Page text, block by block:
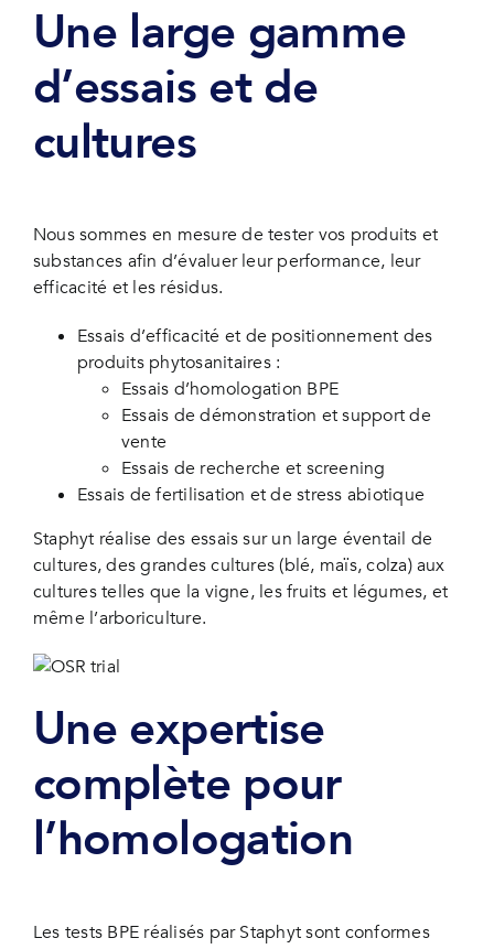
Une large gamme
d’essais et de
cultures
Nous sommes en mesure de tester vos produits et
substances afin d’évaluer leur performance, leur
efficacité et les résidus.
Essais d’efficacité et de positionnement des
produits phytosanitaires :
Essais d’homologation BPE
Essais de démonstration et support de
vente
Essais de recherche et screening
Essais de fertilisation et de stress abiotique
Staphyt réalise des essais sur un large éventail de
cultures, des grandes cultures (blé, maïs, colza) aux
cultures telles que la vigne, les fruits et légumes, et
même l’arboriculture.
Une expertise
complète pour
l’homologation
Les tests BPE réalisés par Staphyt sont conformes